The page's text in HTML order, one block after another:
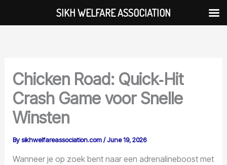
Chicken Road: Quick‑Hit
Crash Game voor Snelle
Winsten
Bysikhwelfareassociation.com/June 19, 2026
Wanneer je op zoek bent naar een adrenalineboost met
SIKH WELFARE ASSOCIATION